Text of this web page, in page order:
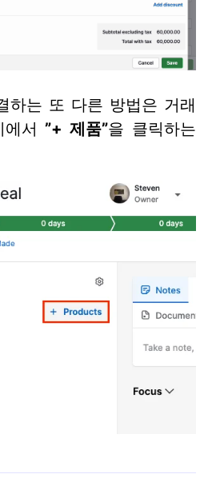
하는 또 다른 방법은 거래
에서”+ 제품”을 클릭하는